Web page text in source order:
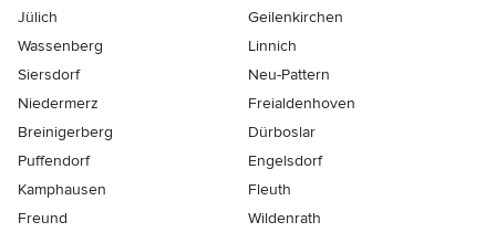
Jülich
Geilenkirchen
Wassenberg
Linnich
Siersdorf
Neu-Pattern
Niedermerz
Freialdenhoven
Breinigerberg
Dürboslar
Puffendorf
Engelsdorf
Kamphausen
Fleuth
Freund
Wildenrath